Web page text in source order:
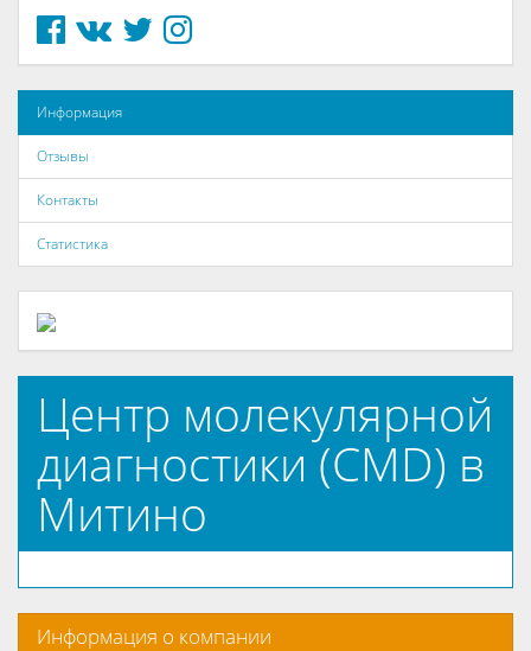
Информация
Отзывы
Контакты
Статистика
Центр молекулярной
диагностики (CMD) в
Митино
Информация о компании